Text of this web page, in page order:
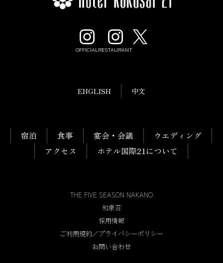
OFFICIAL RESTAURANT
ENGLISH 中文
宿泊 食事 宴会・会議
ウエディング
アクセス
ホテル国際21について
THE FIVE SEASON NAKANO
和泉荘
採用情報
ご利用規約／プライバシーポリシー
お問い合わせ